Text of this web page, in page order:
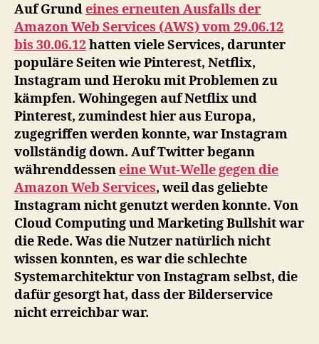
Auf Grundeines erneuten Ausfalls der
Amazon Web Services (AWS) vom 29.06.12
bis 30.06.12hatten viele Services, darunter
populäre Seiten wie Pinterest, Netflix,
Instagram und Heroku mit Problemen zu
kämpfen. Wohingegen auf Netflix und
Pinterest, zumindest hier aus Europa,
zugegriffen werden konnte, war Instagram
vollständig down. Auf Twitter begann
währenddesseneine Wut-Welle gegen die
Amazon Web Services, weil das geliebte
Instagram nicht genutzt werden konnte. Von
Cloud Computing und Marketing Bullshit war
die Rede. Was die Nutzer natürlich nicht
wissen konnten, es war die schlechte
Systemarchitektur von Instagram selbst, die
dafür gesorgt hat, dass der Bilderservice
nicht erreichbar war.